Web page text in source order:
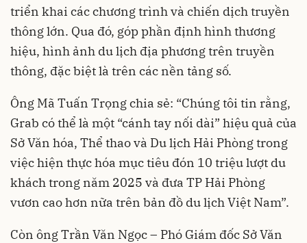
triển khai các chương trình và chiến dịch truyền
thông lớn. Qua đó, góp phần định hình thương
hiệu, hình ảnh du lịch địa phương trên truyền
thông, đặc biệt là trên các nền tảng số.
Ông Mã Tuấn Trọng chia sẻ: “Chúng tôi tin rằng,
Grab có thể là một “cánh tay nối dài” hiệu quả của
Sở Văn hóa, Thể thao và Du lịch Hải Phòng trong
việc hiện thực hóa mục tiêu đón 10 triệu lượt du
khách trong năm 2025 và đưa TP Hải Phòng
vươn cao hơn nữa trên bản đồ du lịch Việt Nam”.
Còn ông Trần Văn Ngọc – Phó Giám đốc Sở Văn